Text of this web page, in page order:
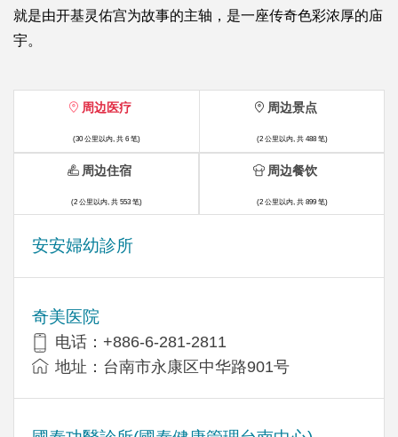
就是由开基灵佑宫为故事的主轴，是一座传奇色彩浓厚的庙
宇。
周边医疗
(30 公里以内, 共 6 笔)
安安婦幼診所
奇美医院
电话：+886-6-281-2811
地址：台南市永康区中华路901号
周边景点
(2 公里以内, 共 488 笔)
周边住宿
(2 公里以内, 共 553 笔)
周边餐饮
(2 公里以内, 共 899 笔)